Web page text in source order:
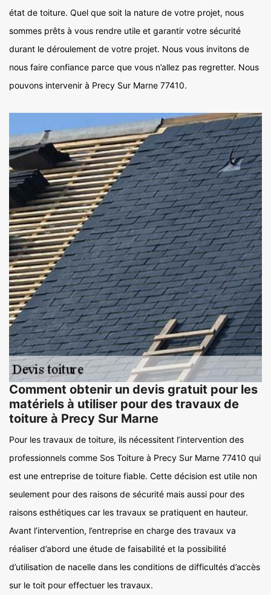
état de toiture. Quel que soit la nature de votre projet, nous
sommes prêts à vous rendre utile et garantir votre sécurité
durant le déroulement de votre projet. Nous vous invitons de
nous faire confiance parce que vous n’allez pas regretter. Nous
pouvons intervenir à Precy Sur Marne 77410.
Comment obtenir un devis gratuit pour les
matériels à utiliser pour des travaux de
toiture à Precy Sur Marne
Pour les travaux de toiture, ils nécessitent l’intervention des
professionnels comme Sos Toiture à Precy Sur Marne 77410 qui
est une entreprise de toiture fiable. Cette décision est utile non
seulement pour des raisons de sécurité mais aussi pour des
raisons esthétiques car les travaux se pratiquent en hauteur.
Avant l’intervention, l’entreprise en charge des travaux va
réaliser d’abord une étude de faisabilité et la possibilité
d’utilisation de nacelle dans les conditions de difficultés d’accès
sur le toit pour effectuer les travaux.